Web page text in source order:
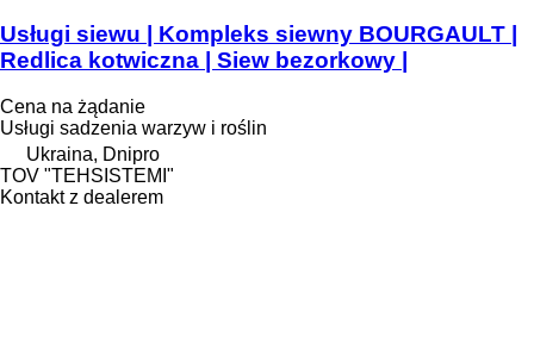
Usługi siewu | Kompleks siewny BOURGAULT |
Redlica kotwiczna | Siew bezorkowy |
Cena na żądanie
Usługi sadzenia warzyw i roślin
Ukraina, Dnipro
TOV "TEHSISTEMI"
Kontakt z dealerem